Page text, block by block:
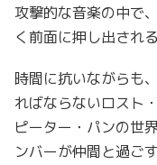
攻撃的な音楽の中で
く前面に押し出される
時間に抗いながらも
ればならないロスト
ピーター・パンの世
ンバーが仲間と過ご